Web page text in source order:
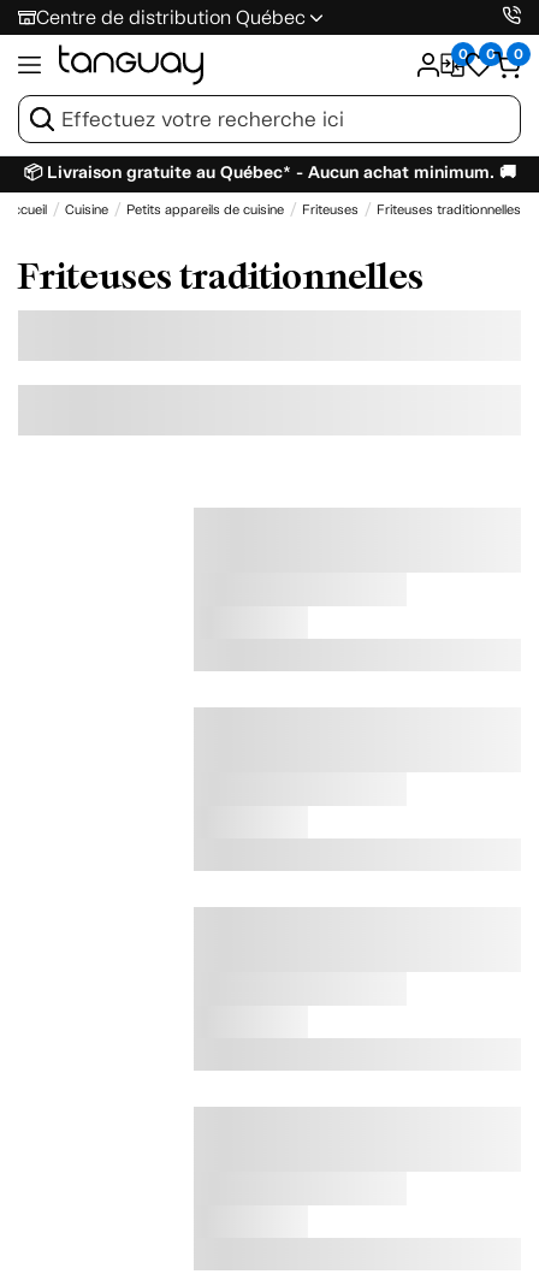
Centre de distribution Québec
0 0 0
📦 Livraison gratuite au Québec* - Aucun achat minimum. 🚚
Accueil Cuisine Petits appareils de cuisine Friteuses Friteuses traditionnelles
Friteuses traditionnelles